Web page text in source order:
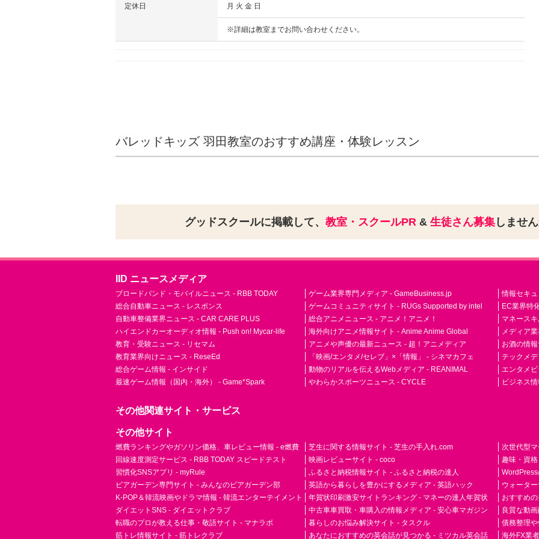
定休日 月 火 金 日
※詳細は教室までお問い合わせください。
バレッドキッズ 羽田教室のおすすめ講座・体験レッスン
グッドスクールに掲載して、 教室・スクールPR& 生徒さん募集しませ
IID ニュースメディア
ブロードバンド・モバイルニュース - RBB TODAY
総合自動車ニュース - レスポンス
自動車整備業界ニュース - CAR CARE PLUS
ハイエンドカーオーディオ情報 - Push on! Mycar-life
教育・受験ニュース - リセマム
教育業界向けニュース - ReseEd
総合ゲーム情報 - インサイド
最速ゲーム情報（国内・海外） - Game*Spark
ゲーム業界専門メディア - GameBusiness.jp
ゲームコミュニティサイト - RUGs Supported by intel
総合アニメニュース - アニメ！アニメ！
海外向けアニメ情報サイト - Anime Anime Global
アニメや声優の最新ニュース - 超！アニメディア
「映画/エンタメ/セレブ」×「情報」 - シネマカフェ
動物のリアルを伝えるWebメディア - REANIMAL
やわらかスポーツニュース - CYCLE
情報セキ
EC業界特
マネース
メディア
お酒の情
テックメ
エンタメ
ビジネス
その他関連サイト・サービス
その他サイト
燃費ランキングやガソリン価格、車レビュー情報 - e燃費
回線速度測定サービス - RBB TODAY スピードテスト
習慣化SNSアプリ - myRule
ビアガーデン専門サイト - みんなのビアガーデン部
K-POP＆韓流映画やドラマ情報 - 韓流エンターテイメント
ダイエットSNS - ダイエットクラブ
転職のプロが教える仕事・敬語サイト - マナラボ
筋トレ情報サイト - 筋トレクラブ
芝生に関する情報サイト - 芝生の手入れ.com
映画レビューサイト - coco
ふるさと納税情報サイト - ふるさと納税の達人
英語から暮らしを豊かにするメディア - 英語ハック
年賀状印刷激安サイトランキング - マネーの達人年賀状
中古車車買取・車購入の情報メディア - 安心車マガジン
暮らしのお悩み解決サイト - タスクル
あなたにおすすめの英会話が見つかる - ミツカル英会話
次世代型
趣味・資
ウォータ
おすすめ
良質な動
債務整理
海外FX業